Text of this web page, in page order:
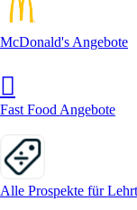
McDonald's Angebote
Fast Food Angebote
Alle Prospekte für